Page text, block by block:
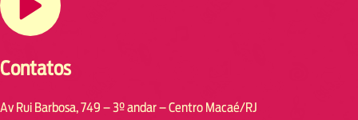
Contatos
Av Rui Barbosa, 749 – 3º andar – Centro Macaé/RJ